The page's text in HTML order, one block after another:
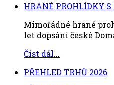
HRANÉ PROHLÍDKY
Mimořádné hrané
let dopsání české
Číst dál...
PŘEHLED TRHŮ 2026